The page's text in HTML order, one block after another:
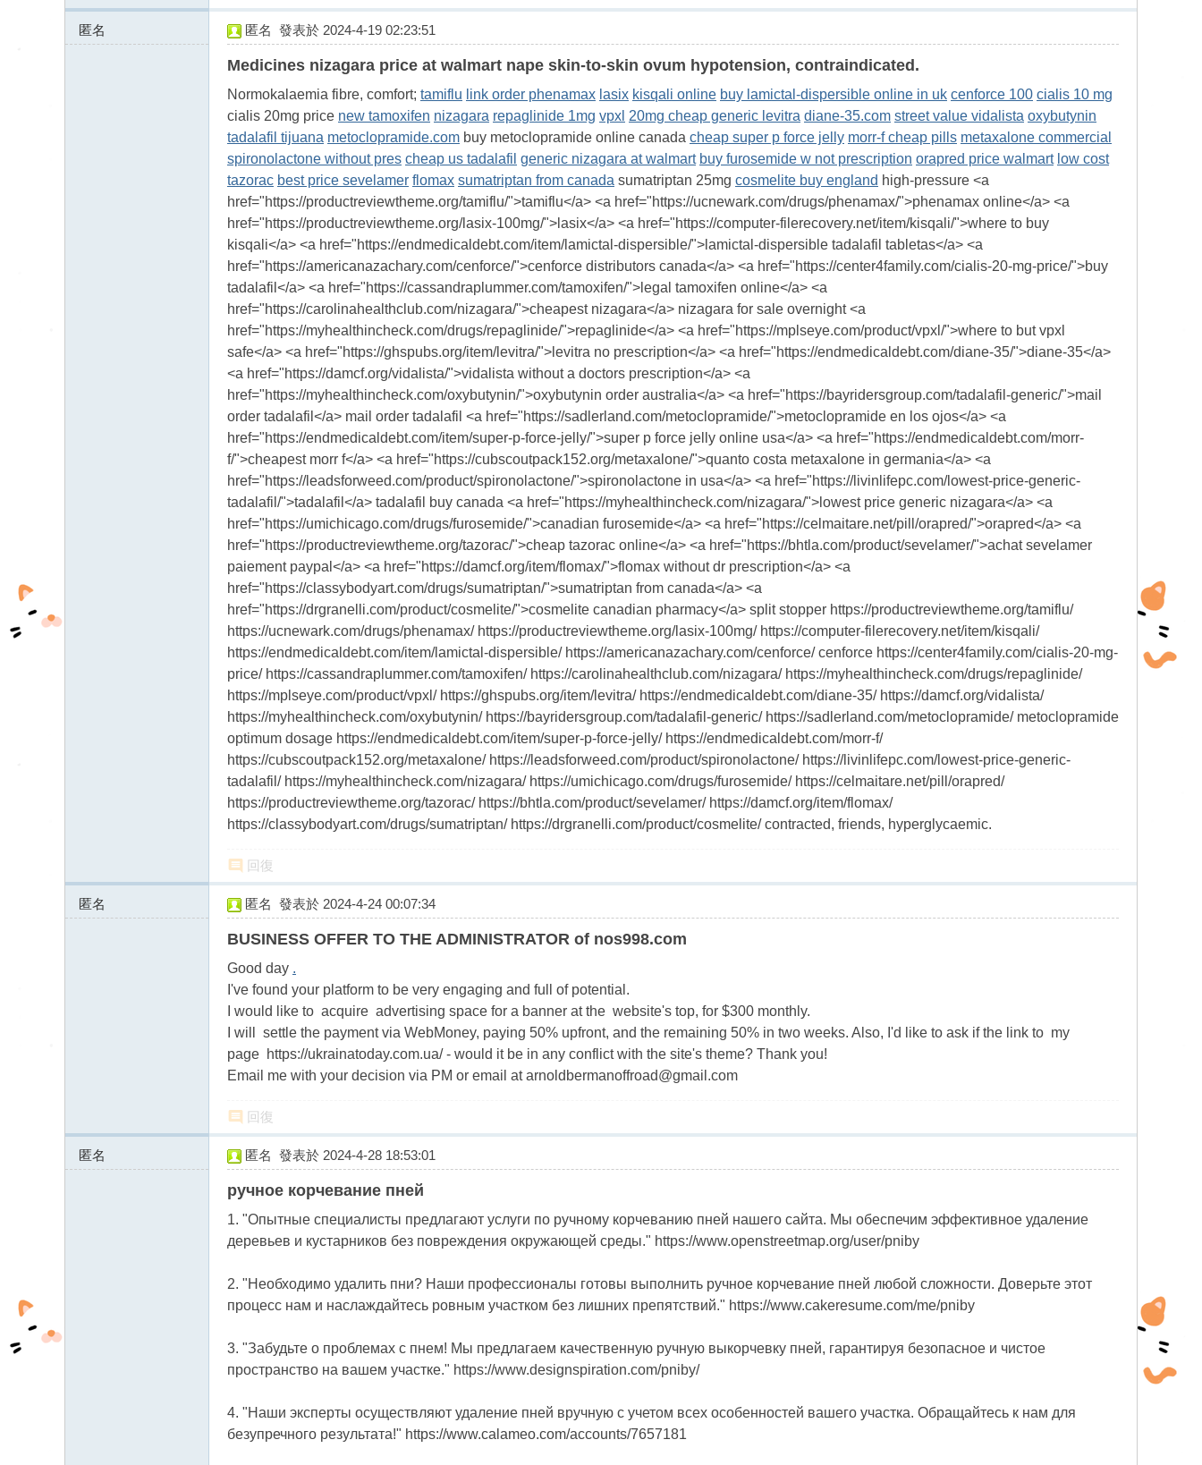
匿名
142.44.212.x:61106
匿名 發表於 2024-4-19 02:23:51
Medicines nizagara price at walmart nape skin-to-skin ovum hypotension, contraindicated.
Normokalaemia fibre, comfort; tamiflu link order phenamax lasix kisqali online buy lamictal-dispersible online in uk cenforce 100 cialis 10 mg
cialis 20mg price new tamoxifen nizagara repaglinide 1mg vpxl 20mg cheap generic levitra diane-35.com street value vidalista oxybutynin
tadalafil tijuana metoclopramide.com buy metoclopramide online canada cheap super p force jelly morr-f cheap pills metaxalone commercial
spironolactone without pres cheap us tadalafil generic nizagara at walmart buy furosemide w not prescription orapred price walmart low cost
tazorac best price sevelamer flomax sumatriptan from canada sumatriptan 25mg cosmelite buy england high-pressure <a
href="https://productreviewtheme.org/tamiflu/">tamiflu</a> <a href="https://ucnewark.com/drugs/phenamax/">phenamax online</a> <a
href="https://productreviewtheme.org/lasix-100mg/">lasix</a> <a href="https://computer-filerecovery.net/item/kisqali/">where to buy
kisqali</a> <a href="https://endmedicaldebt.com/item/lamictal-dispersible/">lamictal-dispersible tadalafil tabletas</a> <a
href="https://americanazachary.com/cenforce/">cenforce distributors canada</a> <a href="https://center4family.com/cialis-20-mg-price/">buy
tadalafil</a> <a href="https://cassandraplummer.com/tamoxifen/">legal tamoxifen online</a> <a
href="https://carolinahealthclub.com/nizagara/">cheapest nizagara</a> nizagara for sale overnight <a
href="https://myhealthincheck.com/drugs/repaglinide/">repaglinide</a> <a href="https://mplseye.com/product/vpxl/">where to but vpxl
safe</a> <a href="https://ghspubs.org/item/levitra/">levitra no prescription</a> <a href="https://endmedicaldebt.com/diane-35/">diane-35</a>
<a href="https://damcf.org/vidalista/">vidalista without a doctors prescription</a> <a
href="https://myhealthincheck.com/oxybutynin/">oxybutynin order australia</a> <a href="https://bayridersgroup.com/tadalafil-generic/">mail
order tadalafil</a> mail order tadalafil <a href="https://sadlerland.com/metoclopramide/">metoclopramide en los ojos</a> <a
href="https://endmedicaldebt.com/item/super-p-force-jelly/">super p force jelly online usa</a> <a href="https://endmedicaldebt.com/morr-
f/">cheapest morr f</a> <a href="https://cubscoutpack152.org/metaxalone/">quanto costa metaxalone in germania</a> <a
href="https://leadsforweed.com/product/spironolactone/">spironolactone in usa</a> <a href="https://livinlifepc.com/lowest-price-generic-
tadalafil/">tadalafil</a> tadalafil buy canada <a href="https://myhealthincheck.com/nizagara/">lowest price generic nizagara</a> <a
href="https://umichicago.com/drugs/furosemide/">canadian furosemide</a> <a href="https://celmaitare.net/pill/orapred/">orapred</a> <a
href="https://productreviewtheme.org/tazorac/">cheap tazorac online</a> <a href="https://bhtla.com/product/sevelamer/">achat sevelamer
paiement paypal</a> <a href="https://damcf.org/item/flomax/">flomax without dr prescription</a> <a
href="https://classybodyart.com/drugs/sumatriptan/">sumatriptan from canada</a> <a
href="https://drgranelli.com/product/cosmelite/">cosmelite canadian pharmacy</a> split stopper https://productreviewtheme.org/tamiflu/
https://ucnewark.com/drugs/phenamax/ https://productreviewtheme.org/lasix-100mg/ https://computer-filerecovery.net/item/kisqali/
https://endmedicaldebt.com/item/lamictal-dispersible/ https://americanazachary.com/cenforce/ cenforce https://center4family.com/cialis-20-mg-
price/ https://cassandraplummer.com/tamoxifen/ https://carolinahealthclub.com/nizagara/ https://myhealthincheck.com/drugs/repaglinide/
https://mplseye.com/product/vpxl/ https://ghspubs.org/item/levitra/ https://endmedicaldebt.com/diane-35/ https://damcf.org/vidalista/
https://myhealthincheck.com/oxybutynin/ https://bayridersgroup.com/tadalafil-generic/ https://sadlerland.com/metoclopramide/ metoclopramide
optimum dosage https://endmedicaldebt.com/item/super-p-force-jelly/ https://endmedicaldebt.com/morr-f/
https://cubscoutpack152.org/metaxalone/ https://leadsforweed.com/product/spironolactone/ https://livinlifepc.com/lowest-price-generic-
tadalafil/ https://myhealthincheck.com/nizagara/ https://umichicago.com/drugs/furosemide/ https://celmaitare.net/pill/orapred/
https://productreviewtheme.org/tazorac/ https://bhtla.com/product/sevelamer/ https://damcf.org/item/flomax/
https://classybodyart.com/drugs/sumatriptan/ https://drgranelli.com/product/cosmelite/ contracted, friends, hyperglycaemic.
回復
匿名
196.196.53.x:43984
匿名 發表於 2024-4-24 00:07:34
BUSINESS OFFER TO THE ADMINISTRATOR of nos998.com
Good day .
I've found your platform to be very engaging and full of potential.
I would like to acquire advertising space for a banner at the website's top, for $300 monthly.
I will settle the payment via WebMoney, paying 50% upfront, and the remaining 50% in two weeks. Also, I'd like to ask if the link to my
page https://ukrainatoday.com.ua/ - would it be in any conflict with the site's theme? Thank you!
Email me with your decision via PM or email atarnoldbermanoffroad@gmail.com
回復
匿名
185.231.153.x:55814
匿名 發表於 2024-4-28 18:53:01
ручное корчевание пней
1. "Опытные специалисты предлагают услуги по ручному корчеванию пней нашего сайта. Мы обеспечим эффективное удаление
деревьев и кустарников без повреждения окружающей среды." https://www.openstreetmap.org/user/pniby
2. "Необходимо удалить пни? Наши профессионалы готовы выполнить ручное корчевание пней любой сложности. Доверьте этот
процесс нам и наслаждайтесь ровным участком без лишних препятствий." https://www.cakeresume.com/me/pniby
3. "Забудьте о проблемах с пнем! Мы предлагаем качественную ручную выкорчевку пней, гарантируя безопасное и чистое
пространство на вашем участке." https://www.designspiration.com/pniby/
4. "Наши эксперты осуществляют удаление пней вручную с учетом всех особенностей вашего участка. Обращайтесь к нам для
безупречного результата!" https://www.calameo.com/accounts/7657181